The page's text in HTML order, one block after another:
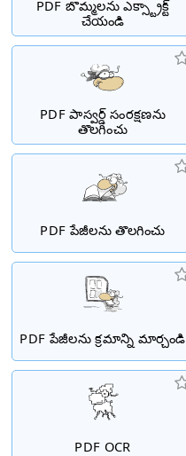
PDF బొమ్మలను ఎక్స్ట్రాక్ట్
చేయండి
PDF పాస్వర్డ్ సంరక్షణను
తొలగించు
PDF పేజీలను తొలగించు
PDF పేజీలను క్రమాన్ని మార్చండి
PDF OCR